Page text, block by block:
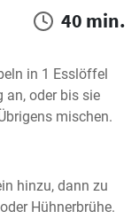
40 min.
in 1 Esslöffel
an, oder bis sie
mischen.
hinzu, dann zu
Hühnerbrühe.